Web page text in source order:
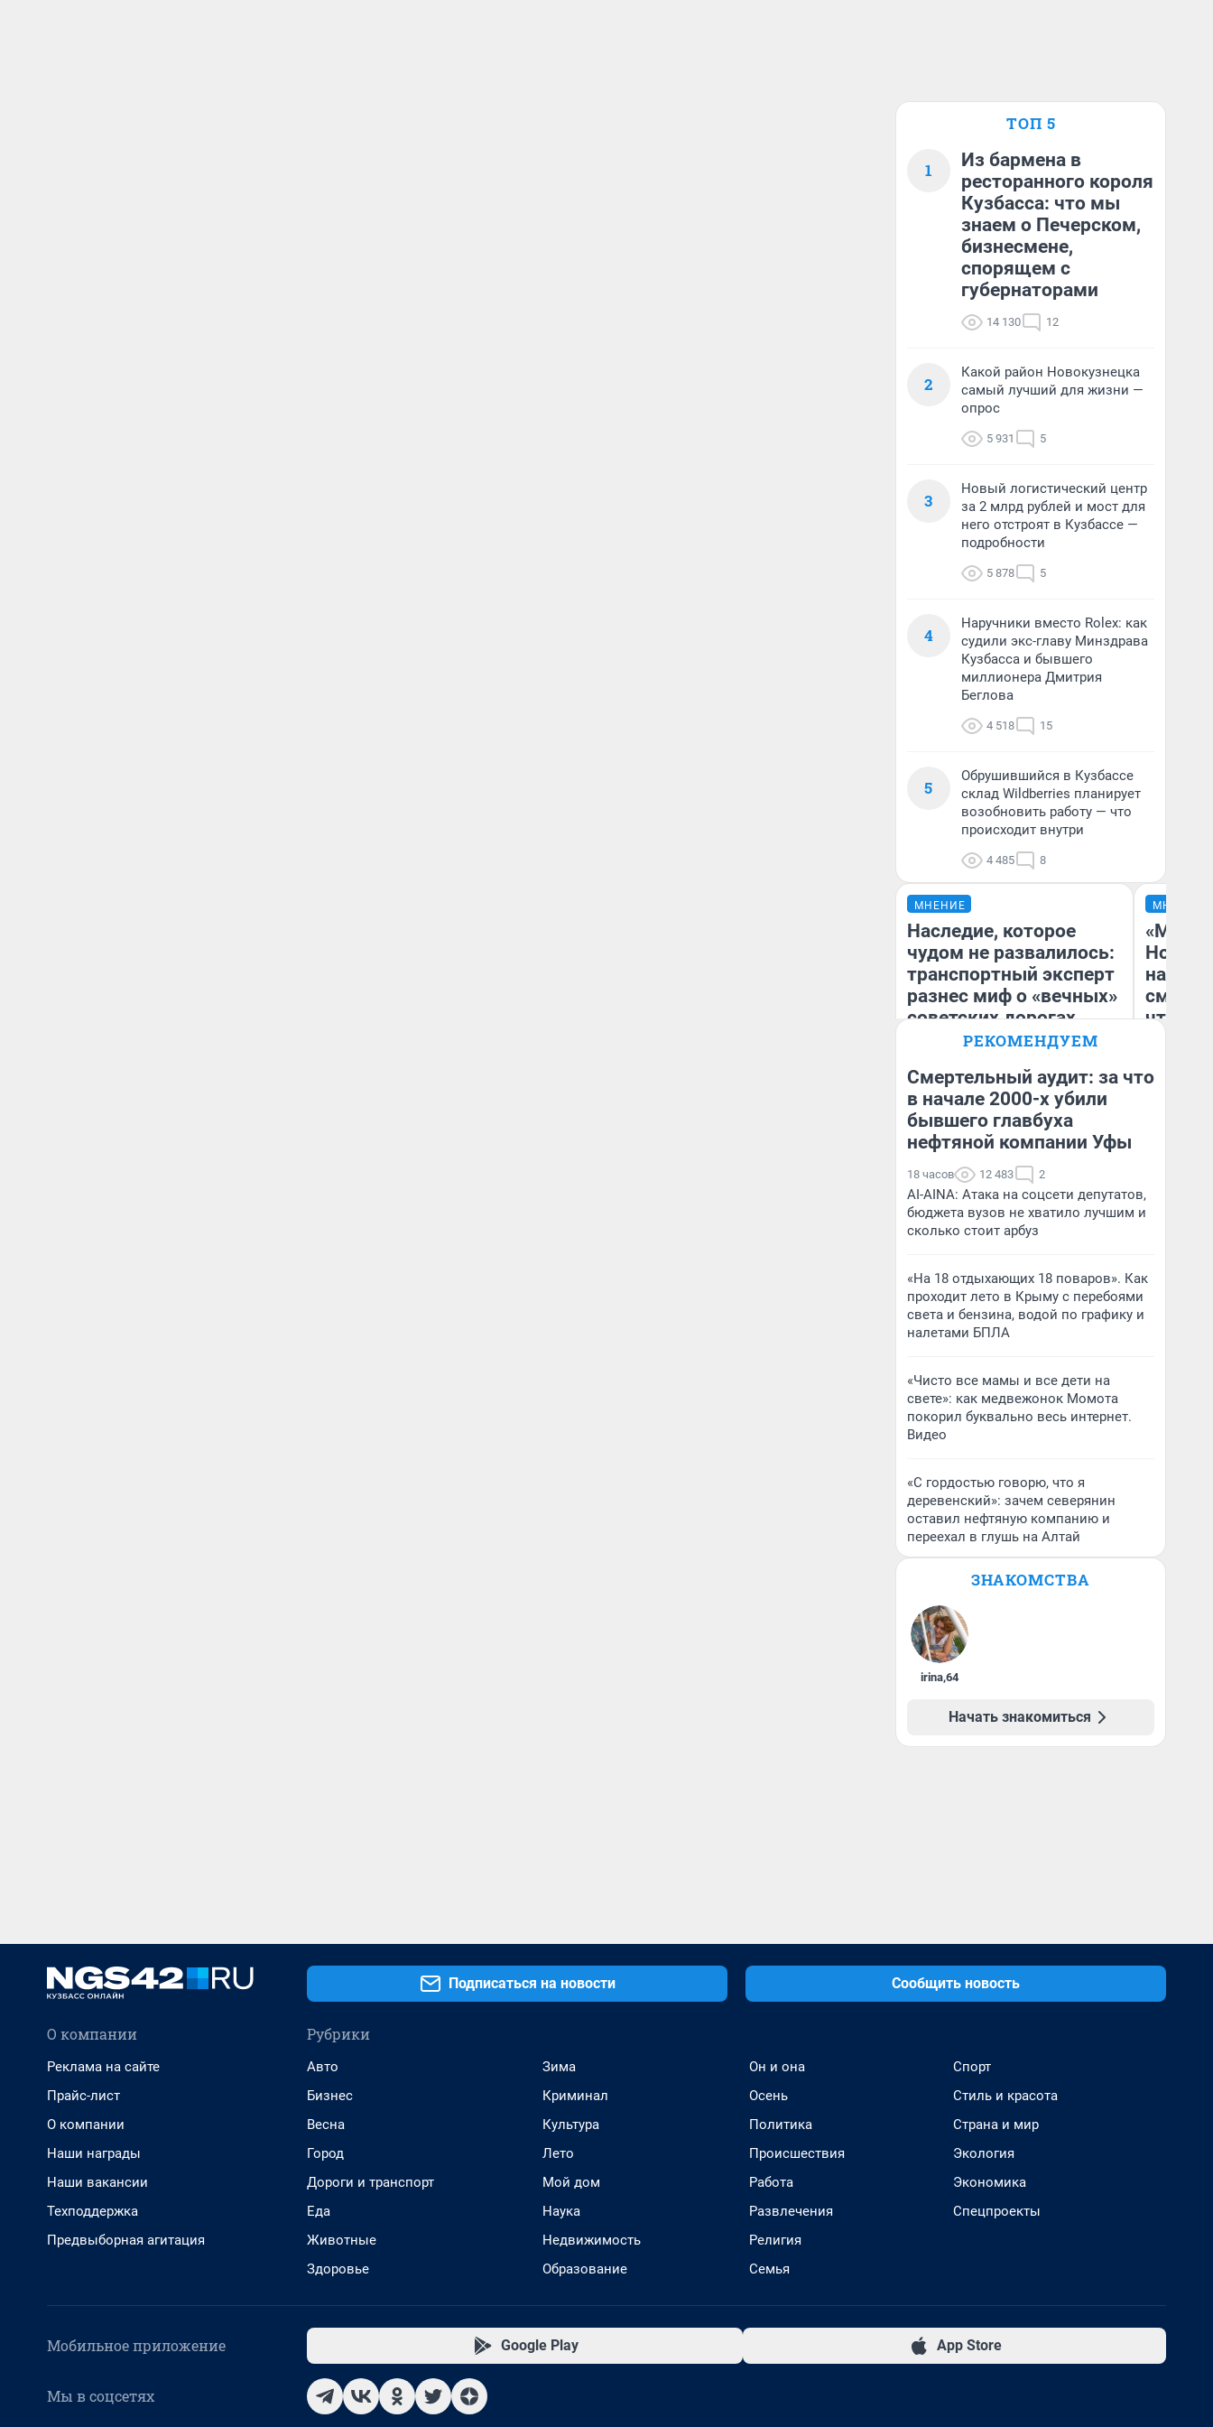
ТОП 5
1
Из бармена в
ресторанного короля
Кузбасса: что мы
знаем о Печерском,
бизнесмене,
спорящем с
губернаторами
14 130 12
2
Какой район Новокузнецка
самый лучший для жизни —
опрос
5 931 5
3
Новый логистический центр
за 2 млрд рублей и мост для
него отстроят в Кузбассе —
подробности
5 878 5
4
Наручники вместо Rolex: как
судили экс-главу Минздрава
Кузбасса и бывшего
миллионера Дмитрия
Беглова
4 518 15
5
Обрушившийся в Кузбассе
склад Wildberries планирует
возобновить работу — что
происходит внутри
4 485 8
МНЕНИЕ
Наследие, которое
чудом не развалилось:
транспортный эксперт
разнес миф о «вечных»
советских дорогах
Олег Арефьев
Блогер, предприниматель,
владелец в транспортном
бизнесе
МНЕНИЕ
«Мы
чтобы
РЕКОМЕНДУЕМ
Смертельный аудит: за что
в начале 2000-х убили
бывшего главбуха
нефтяной компании Уфы
18 часов 12 483 2
AI-AINA: Атака на соцсети депутатов,
бюджета вузов не хватило лучшим и
сколько стоит арбуз
«На 18 отдыхающих 18 поваров». Как
проходит лето в Крыму с перебоями
света и бензина, водой по графику и
налетами БПЛА
«Чисто все мамы и все дети на
свете»: как медвежонок Момота
покорил буквально весь интернет.
Видео
«С гордостью говорю, что я
деревенский»: зачем северянин
оставил нефтяную компанию и
переехал в глушь на Алтай
ЗНАКОМСТВА
irina,64
Начать знакомиться
Подписаться на новости Сообщить новость
О компании
Реклама на сайте
Прайс-лист
О компании
Наши награды
Наши вакансии
Техподдержка
Предвыборная агитация
Рубрики
Авто
Бизнес
Весна
Город
Дороги и транспорт
Еда
Животные
Здоровье
Зима
Криминал
Культура
Лето
Мой дом
Наука
Недвижимость
Образование
Он и она
Осень
Политика
Происшествия
Работа
Развлечения
Религия
Семья
Спорт
Стиль и красота
Страна и мир
Экология
Экономика
Спецпроекты
Мобильное приложение Google Play App Store
Мы в соцсетях